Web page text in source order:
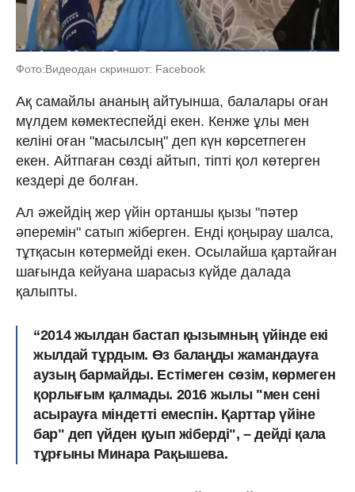
Фото:Видеодан скриншот: Facebook
Ақ самайлы ананың айтуынша, балалары оған
мүлдем көмектеспейді екен. Кенже ұлы мен
келіні оған "масылсың" деп күн көрсетпеген
екен. Айтпаған сөзді айтып, тіпті қол көтерген
кездері де болған.
Ал әжейдің жер үйін ортаншы қызы "пәтер
әперемін" сатып жіберген. Енді қоңырау шалса,
тұтқасын көтермейді екен. Осылайша қартайған
шағында кейуана шарасыз күйде далада
қалыпты.
“2014 жылдан бастап қызымның үйінде екі
жылдай тұрдым. Өз балаңды жамандауға
аузың бармайды. Естімеген сөзім, көрмеген
қорлығым қалмады. 2016 жылы "мен сені
асырауға міндетті емеспін. Қарттар үйіне
бар" деп үйден қуып жіберді", – дейді қала
тұрғыны Минара Рақышева.